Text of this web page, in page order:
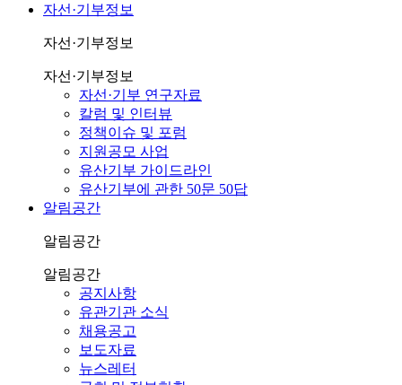
자선·기부정보
자선·기부정보
자선·기부정보
자선·기부 연구자료
칼럼 및 인터뷰
정책이슈 및 포럼
지원공모 사업
유산기부 가이드라인
유산기부에 관한 50문 50답
알림공간
알림공간
알림공간
공지사항
유관기관 소식
채용공고
보도자료
뉴스레터